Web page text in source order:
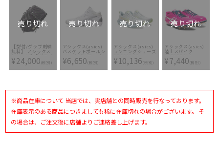
取り・影付きの場
合、1ヶ所+3300円
(税込)]
売り切れ
【型付/グラブ刺繍
無料】 アシックス
(asics) 軟式グラブ
ゴールドステージ
3121A696-001 [ 型
付け無料 軟式グラ
¥24,000(税別)
売り切れ
アシックス(asics)
バスケットボールシ
ューズ ゲルフープ
V12 ワイド
1063A020-101
¥6,650(税別)
売り切れ
アシックス(asics)
ランニングシューズ
GT-2000 13
1011B861-100
¥10,136(税別)
売り切れ
アシックス(asics)
陸上スパイク
EFFORT MK
1091A014-702
¥7,440(税別)
※商品在庫について 当店では、実店舗との同時販売を行なっております。
在庫表示のある商品につきましても稀に在庫切れの場合がございます。 そ
の場合は、ご注文後に店舗よりご連絡差し上げます。